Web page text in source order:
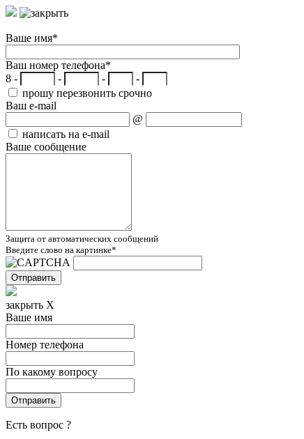
Ваше имя*
Ваш номер телефона*
8 -
- -
-
прошу перезвонить срочно
Ваш e-mail
@
написать на e-mail
Ваше сообщение
Защита от автоматических сообщений
Введите слово на картинке*
закрыть X
Ваше имя
Номер телефона
По какому вопросу
Есть вопрос ?